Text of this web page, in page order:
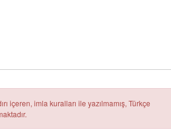
içeren, imla kuralları ile yazılmamış, Türkçe